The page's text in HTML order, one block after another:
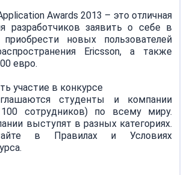
Awards 2013 – это отличная
разработчиков заявить о себе в
новых пользователей
Ericsson, а также
евро.
участие в конкурсе
студенты и компании
сотрудников) по всему миру.
выступят в разных категориях.
в Правилах и Условиях